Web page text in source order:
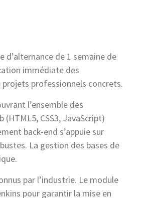
d’alternance de 1 semaine de
immédiate des
professionnels concrets.
l’ensemble des
CSS3, JavaScript)
back-end s’appuie sur
La gestion des bases de
par l’industrie. Le module
pour garantir la mise en